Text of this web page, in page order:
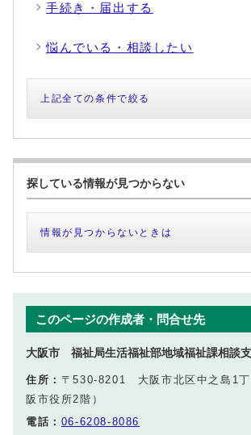
手続き・届出する
悩んでいる・相談したい
上記全ての条件で絞る
探している情報が見つからない
情報が見つからないときは
このページの作成者・問合せ先
大阪市 福祉局生活福祉部地域福祉課相談
住所： 〒530-8201 大阪市北区中之島1丁
阪市役所2階）
電話： 06-6208-8086